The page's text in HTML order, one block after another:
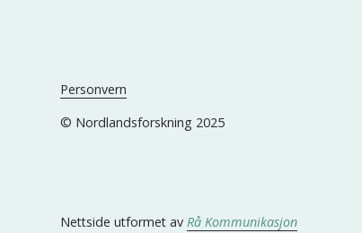
Personvern
© Nordlandsforskning 2025
Nettside utformet av Rå Kommunikasjon